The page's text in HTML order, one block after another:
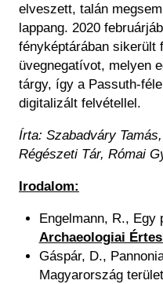
elveszett, talán
lappang. 2020
fényképtárában sikerült
üvegnegatívot, melyen
tárgy, így a Passuth-
digitalizált felvétellel.
Írta: Szabadváry
Régészeti Tár, Római
Irodalom:
Engelmann, R., Egy
Archaeologiai
Gáspár, D.,
Magyarország